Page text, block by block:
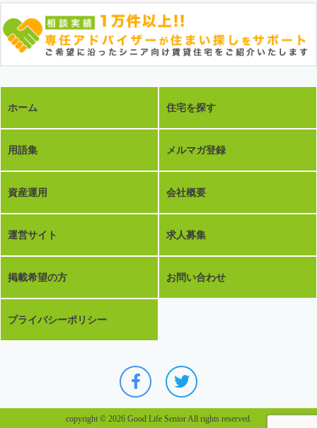
ホーム 住宅を探す
用語集 メルマガ登録
資産運用 会社概要
運営サイト 求人募集
掲載希望の方 お問い合わせ
プライバシーポリシー
copyright © 2026 Good Life Senior All rights reserved.